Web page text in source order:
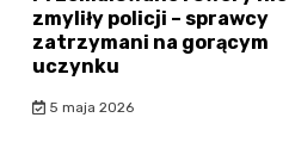
zmyliły policji – sprawcy
zatrzymani na gorącym
uczynku
5 maja 2026